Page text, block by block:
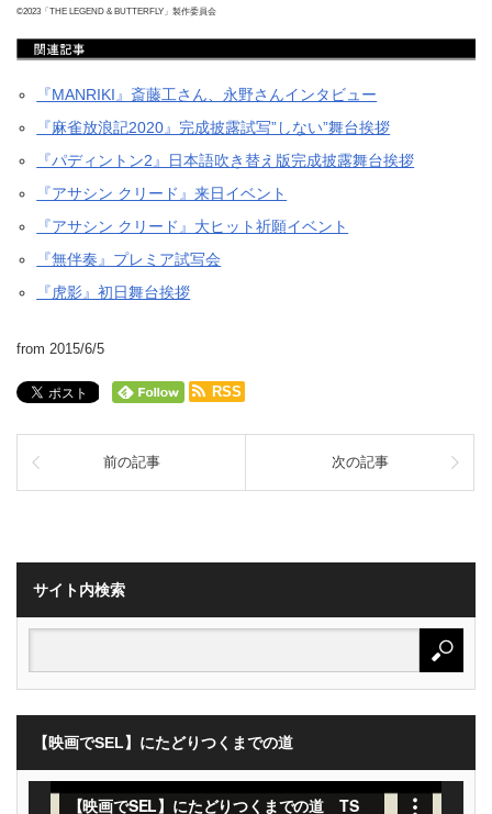
©2023「THE LEGEND & BUTTERFLY」製作委員会
『MANRIKI』斎藤工さん、永野さんインタビュー
『麻雀放浪記2020』完成披露試写”しない”舞台挨拶
『パディントン2』日本語吹き替え版完成披露舞台挨拶
『アサシン クリード』来日イベント
『アサシン クリード』大ヒット祈願イベント
『無伴奏』プレミア試写会
『虎影』初日舞台挨拶
from 2015/6/5
RSS
前の記事 次の記事
サイト内検索
【映画でSEL】にたどりつくまでの道
動